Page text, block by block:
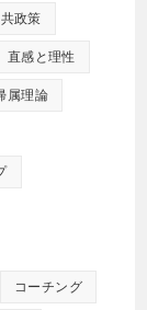
政策
直感と理性
属理論
コーチング